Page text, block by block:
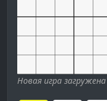
Новая игра